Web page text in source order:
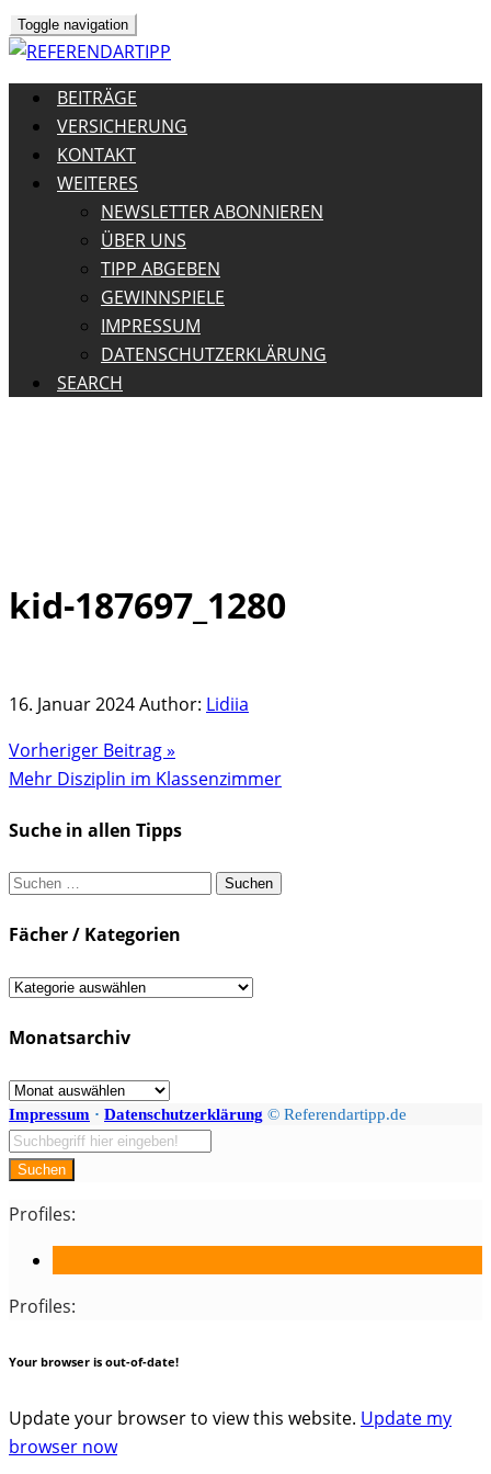
Toggle navigation
BEITRÄGE
VERSICHERUNG
KONTAKT
WEITERES
NEWSLETTER ABONNIEREN
ÜBER UNS
TIPP ABGEBEN
GEWINNSPIELE
IMPRESSUM
DATENSCHUTZERKLÄRUNG
SEARCH
Skip
kid-187697_1280
16. Januar 2024Author: Lidiia
Vorheriger Beitrag »
Mehr Disziplin im Klassenzimmer
Suche in allen Tipps
Suchen
Fächer / Kategorien
Fächer
Kategorien
Monatsarchiv
Monatsarchiv
Impressum · Datenschutzerklärung © Referendartipp.de
Suchen
Profiles:
Profiles:
Your browser is out-of-date!
Update your browser to view this website. Update my
browser now